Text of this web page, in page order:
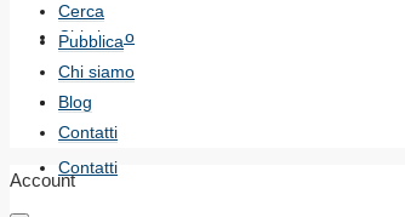
Chi siamo
Blog
Contatti
Cerca
Pubblica
Chi siamo
Blog
Contatti
Account